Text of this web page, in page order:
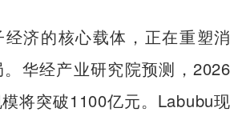
济的核心载体，正在重塑消
华经产业研究院预测，2026
将突破1100亿元。Labubu现